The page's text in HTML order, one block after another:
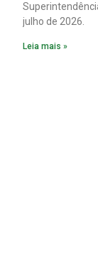
julho de 2026.
Leia mais »